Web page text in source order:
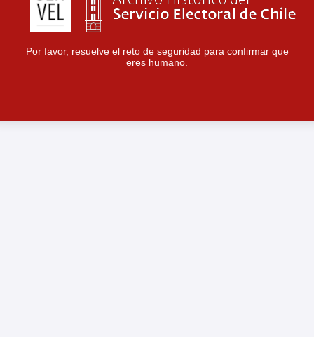
Por favor, resuelve el reto de seguridad para confirmar que
eres humano.